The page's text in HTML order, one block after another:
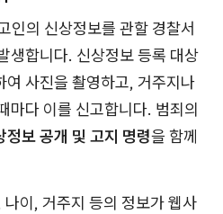
인의 신상정보를 관할 경찰서
생합니다. 신상정보 등록 대상
여 사진을 촬영하고, 거주지나
마다 이를 신고합니다. 범죄의
정보 공개 및 고지 명령을 함께
이, 거주지 등의 정보가 웹사